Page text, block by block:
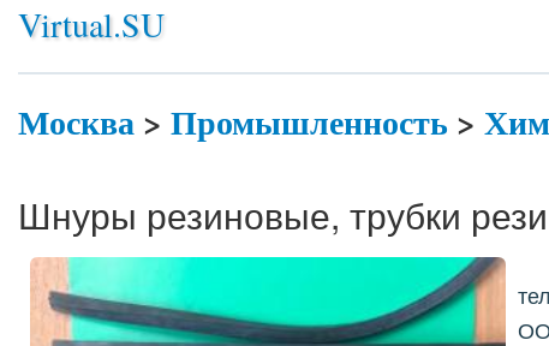
Virtual.SU
Москва> Промышленность >
Шнуры резиновые, трубки